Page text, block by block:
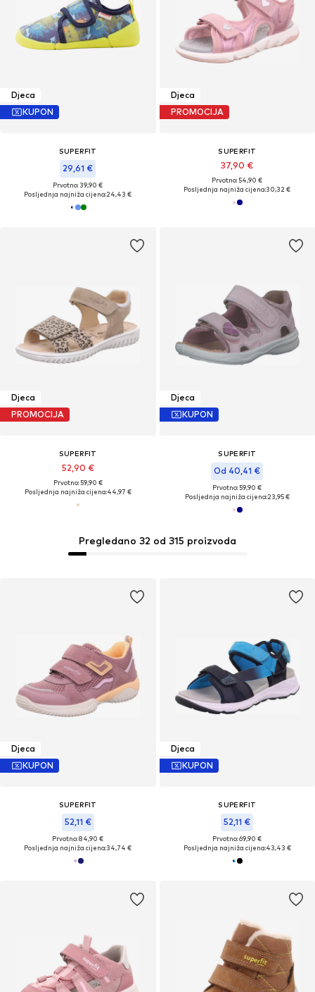
Djeca
KUPON
SUPERFIT
29,61 €
Prvotno: 39,90 €
Posljednja najniža cijena:24,43 €
Djeca
PROMOCIJA
SUPERFIT
37,90 €
Prvotno: 54,90 €
Posljednja najniža cijena:30,32 €
Djeca
PROMOCIJA
SUPERFIT
52,90 €
Prvotno: 59,90 €
Posljednja najniža cijena:44,97 €
Djeca
KUPON
SUPERFIT
Od 40,41 €
Prvotno: 59,90 €
Posljednja najniža cijena:23,95 €
Pregledano 32 od 315 proizvoda
Djeca
KUPON
SUPERFIT
52,11 €
Prvotno: 84,90 €
Posljednja najniža cijena:34,74 €
Djeca
KUPON
SUPERFIT
52,11 €
Prvotno: 69,90 €
Posljednja najniža cijena:43,43 €